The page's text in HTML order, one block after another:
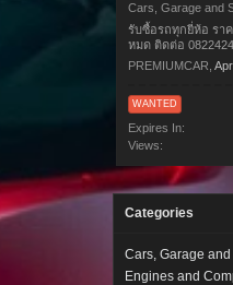
Categories
Cars, Garage
Engines and
Cars, Garage and
รับซื้อรถทุกยี่ห้อ รา
หมด ติดต่อ
PREMIUMCAR
WANTED
Expires In:
Views: